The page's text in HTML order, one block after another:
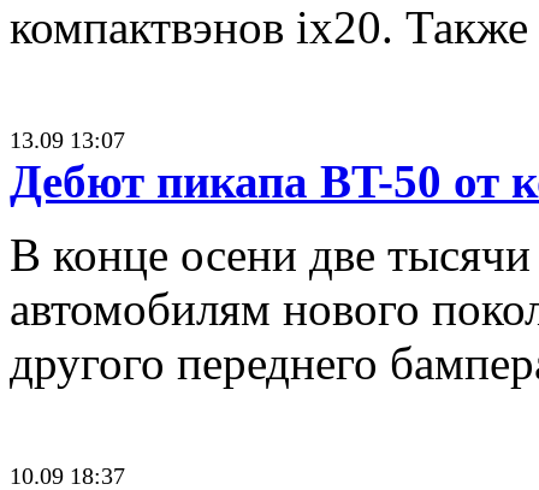
компактвэнов ix20.
13.09 13:07
Дебют пикапа BT-50 от
В конце осени две
автомобилям нового
другого переднего
10.09 18:37